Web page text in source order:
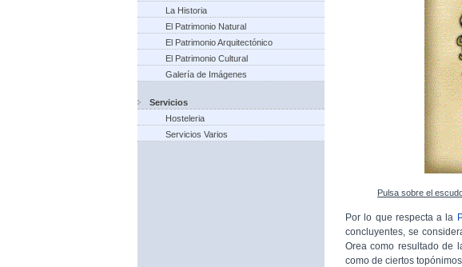
La Historia
El Patrimonio Natural
El Patrimonio Arquitectónico
El Patrimonio Cultural
Galería de Imágenes
Servicios
Hosteleria
Servicios Varios
Pulsa sobre el
Por lo que respecta a la
concluyentes, se
Orea como resultado de
como de ciertos